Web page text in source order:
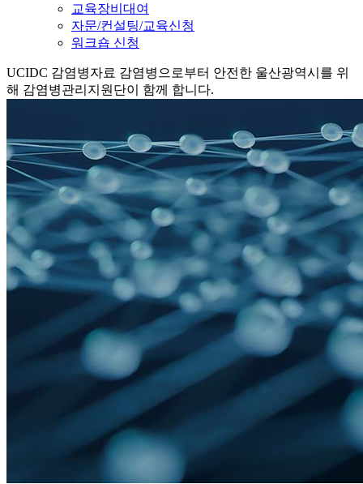
교육장비대여
자문/컨설팅/교육신청
워크숍 신청
UCIDC 감염병자료 감염병으로부터 안전한 울산광역시를 위
해 감염병관리지원단이 함께 합니다.